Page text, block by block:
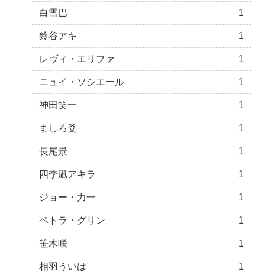
白雪巴 1
鈴谷アキ 1
レヴィ・エリファ 1
ニュイ・ソシエール 1
神田笑一 1
ましろ爻 1
長尾景 1
四季凪アキラ 1
ジョー・力一 1
ペトラ・グリン 1
笹木咲 1
相羽ういは 1